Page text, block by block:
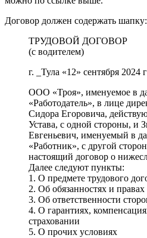
Договор должен содержать шапку:
ТРУДОВОЙ ДОГОВОР
(с водителем)
г. _Тула «12» сентября 2024
ООО «Троя», именуемое в
«Работодатель», в лице
Сидора Егоровича,
Устава, с одной стороны, и
Евгеньевич, именуемый в
«Работник», с другой
настоящий договор о
Далее следуют пункты:
1. О предмете трудового
2. Об обязанностях и правах
3. Об ответственности
4. О гарантиях,
страховании
5. О прочих условиях